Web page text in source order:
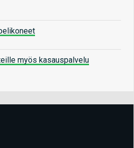
myös kasauspalvelu